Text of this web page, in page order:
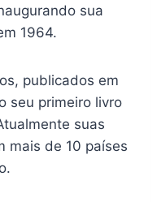
sua
1964.
publicados em
seu primeiro livro
suas
mais de 10 países